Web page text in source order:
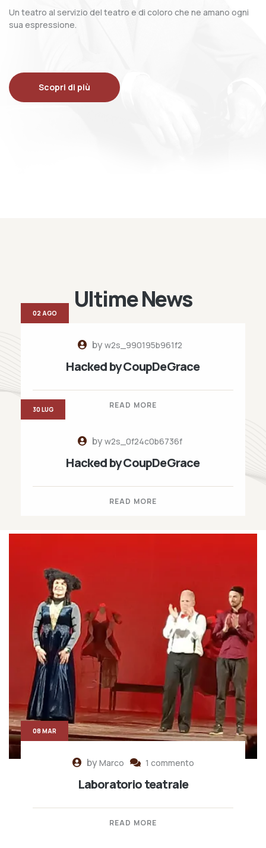
Un teatro al servizio del teatro e di coloro che ne amano ogni
sua espressione.
Scopri di più
Ultime News
byw2s_990195b961f2
Hacked by CoupDeGrace
READ MORE
02 AGO
byw2s_0f24c0b6736f
Hacked by CoupDeGrace
READ MORE
30 LUG
byMarco 1 commento
Laboratorio teatrale
READ MORE
08 MAR